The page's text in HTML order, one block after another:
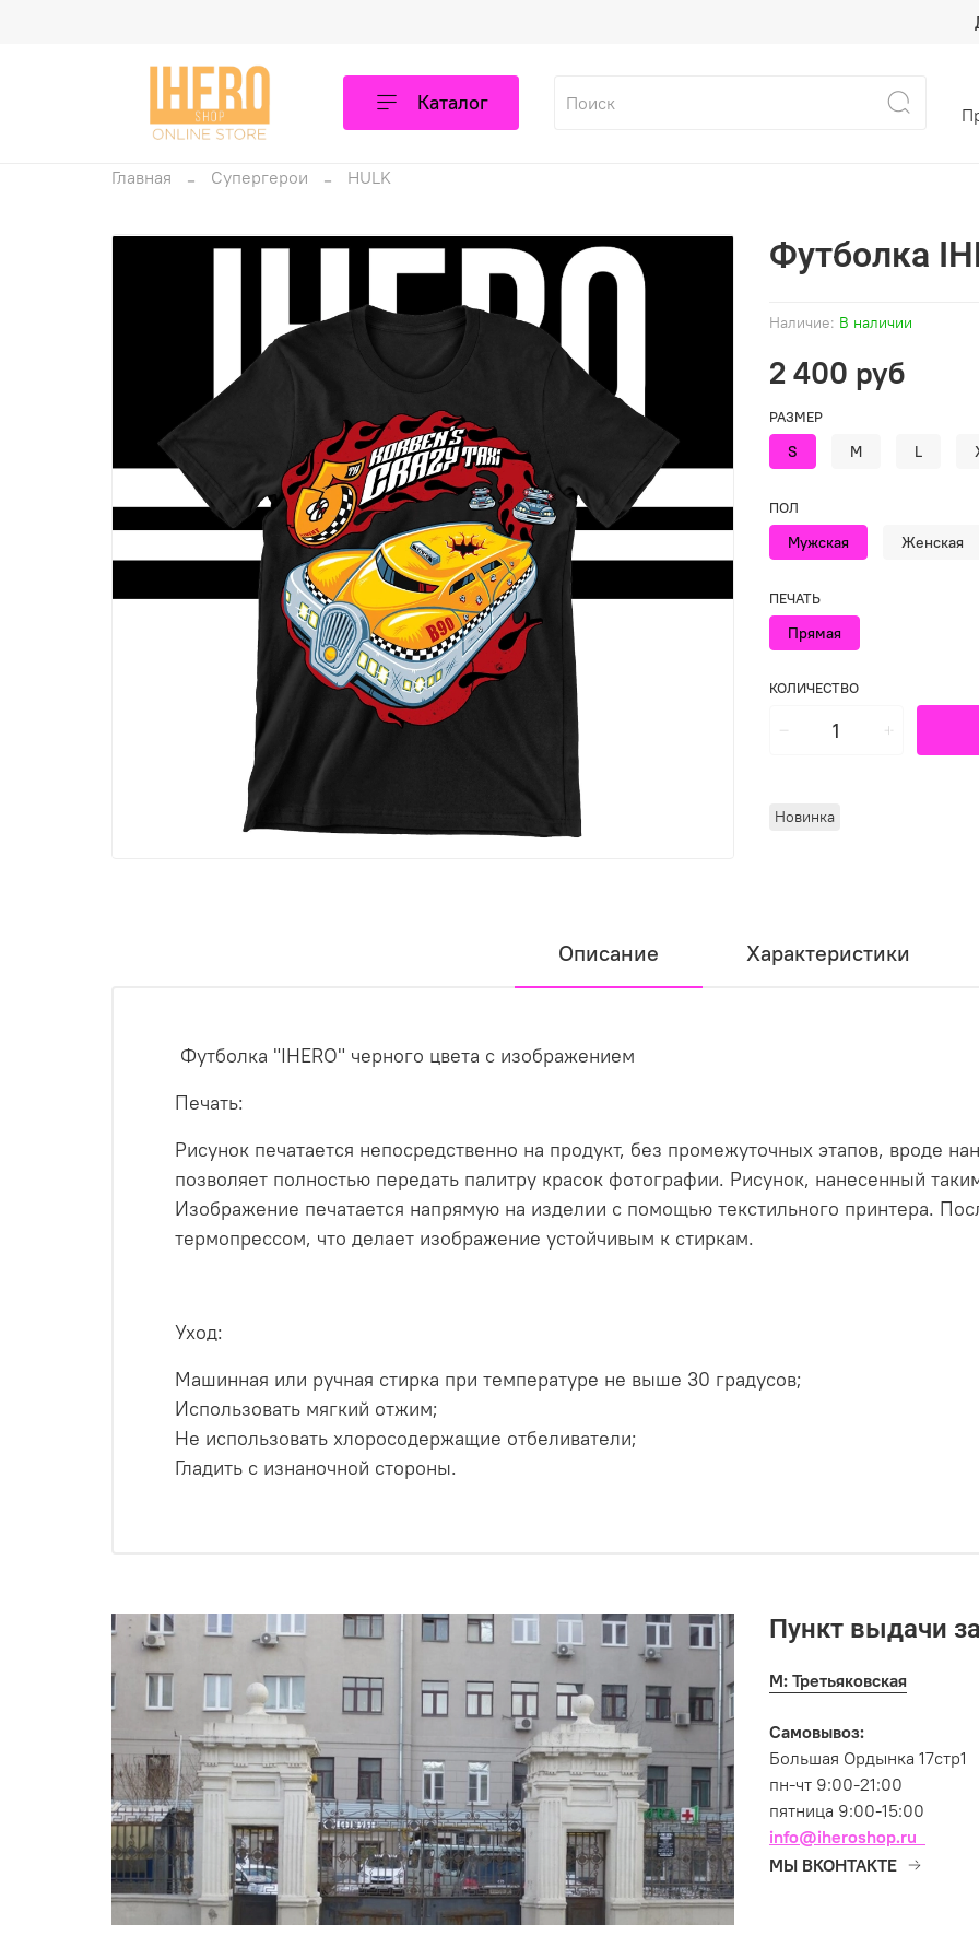
Каталог
Главная Супергерои HULK
Наличие: В наличии
Новинка
Футболка
2 400 руб
КОЛИЧЕСТВО
РАЗМЕР
S M L
ПОЛ
Мужская Женская
ПЕЧАТЬ
Прямая
Описание Характеристики
Футболка "IHERO" черного цвета с изображением
Печать:
Рисунок печатается непосредственно на продукт, без промежуточных этапов, вроде
позволяет полностью передать палитру красок фотографии. Рисунок, нанесенный
Изображение печатается напрямую на изделии с помощью текстильного принтера.
термопрессом, что делает изображение устойчивым к стиркам.
Уход:
Машинная или ручная стирка при температуре не выше 30 градусов;
Использовать мягкий отжим;
Не использовать хлоросодержащие отбеливатели;
Гладить с изнаночной стороны.
Пункт выдачи
М: Третьяковская
Самовывоз:
Большая Ордынка 17стр1
пн-чт 9:00-21:00
пятница 9:00-15:00
info@iheroshop.ru
МЫ ВКОНТАКТЕ